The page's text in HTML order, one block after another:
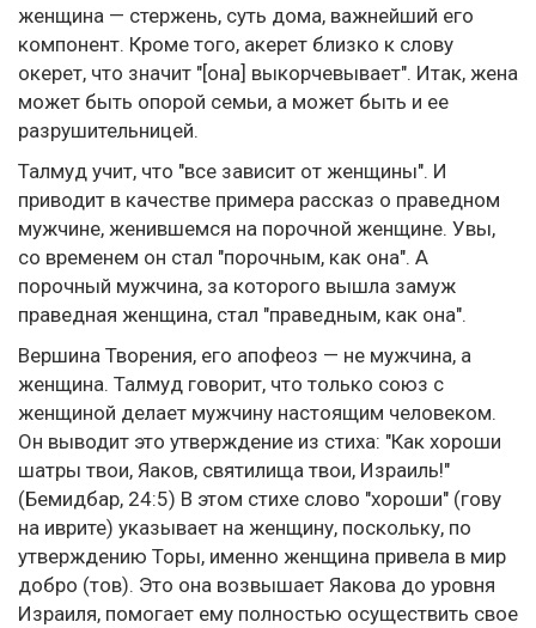
женщина — стержень, суть дома, важнейший его
компонент. Кроме того, акерет близко к слову
окерет, что значит "[она] выкорчевывает". Итак, жена
может быть опорой семьи, а может быть и ее
разрушительницей.
Талмуд учит, что "все зависит от женщины". И
приводит в качестве примера рассказ о праведном
мужчине, женившемся на порочной женщине. Увы,
со временем он стал "порочным, как она". А
порочный мужчина, за которого вышла замуж
праведная женщина, стал "праведным, как она".
Вершина Творения, его апофеоз — не мужчина, а
женщина. Талмуд говорит, что только союз с
женщиной делает мужчину настоящим человеком.
Он выводит это утверждение из стиха: "Как хороши
шатры твои, Яаков, святилища твои, Израиль!"
(Бемидбар, 24:5) В этом стихе слово "хороши" (гову
на иврите) указывает на женщину, поскольку, по
утверждению Торы, именно женщина привела в мир
добро (тов). Это она возвышает Яакова до уровня
Израиля, помогает ему полностью осуществить свое